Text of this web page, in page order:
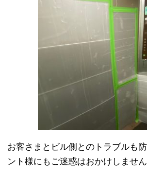
お客さまとビル側とのトラブルも
ント様にもご迷惑はおかけしません